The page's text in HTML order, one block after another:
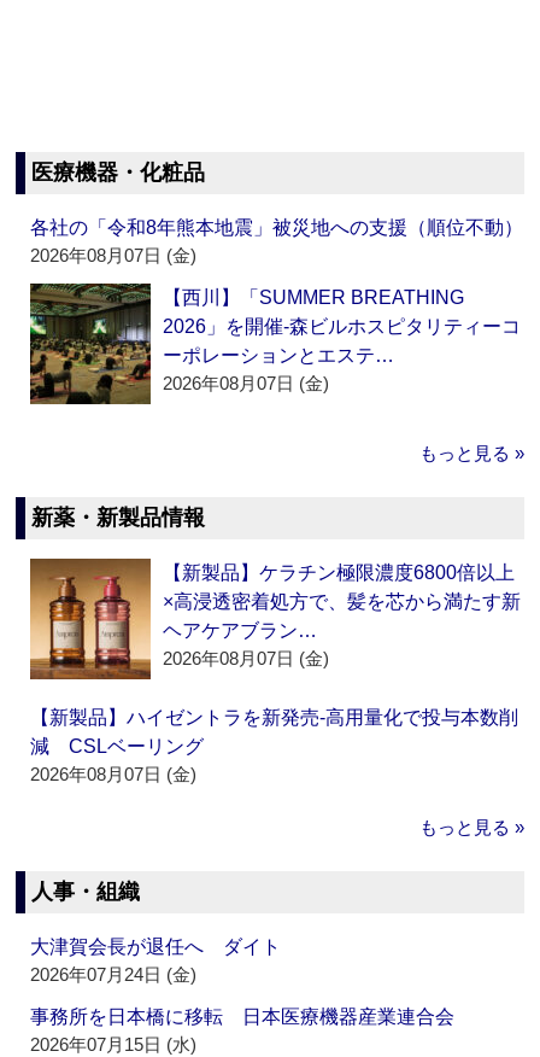
医療機器・化粧品
各社の「令和8年熊本地震」被災地への支援（順位不動）
2026年08月07日 (金)
【西川】「SUMMER BREATHING
2026」を開催‐森ビルホスピタリティーコ
ーポレーションとエステ…
2026年08月07日 (金)
もっと見る »
新薬・新製品情報
【新製品】ケラチン極限濃度6800倍以上
×高浸透密着処方で、髪を芯から満たす新
ヘアケアブラン…
2026年08月07日 (金)
【新製品】ハイゼントラを新発売‐高用量化で投与本数削
減 CSLベーリング
2026年08月07日 (金)
もっと見る »
人事・組織
大津賀会長が退任へ ダイト
2026年07月24日 (金)
事務所を日本橋に移転 日本医療機器産業連合会
2026年07月15日 (水)